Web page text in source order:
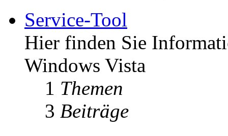
Service-Tool
Hier finden Sie
Windows Vista
1 Themen
3 Beiträge